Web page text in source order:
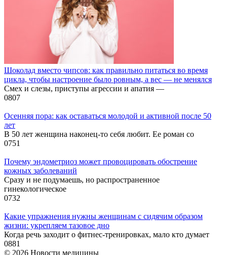
Шоколад вместо чипсов: как правильно питаться во время
цикла, чтобы настроение было ровным, а вес — не менялся
Смех и слезы, приступы агрессии и апатия —
0807
Осенняя пора: как оставаться молодой и активной после 50
лет
В 50 лет женщина наконец-то себя любит. Ее роман со
0751
Почему эндометриоз может провоцировать обострение
кожных заболеваний
Сразу и не подумаешь, но распространенное
гинекологическое
0732
Какие упражнения нужны женщинам с сидячим образом
жизни: укрепляем тазовое дно
Когда речь заходит о фитнес-тренировках, мало кто думает
0881
© 2026 Новости медицины